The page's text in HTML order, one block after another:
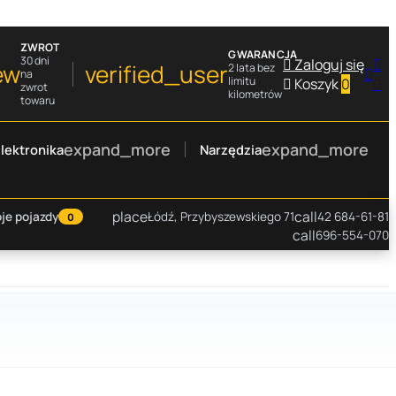
ZWROT
30 dni
na
zwrot
towaru
verified_user
GWARANCJA
2 lata bez
limitu
kilometrów
Zaloguj się
 Koszyk0 
0
expand_more Narzędziaexpand_more
pojazdy 0 placeŁódź, Przybyszewskiego 71call42 684-61-81
call696-554-070